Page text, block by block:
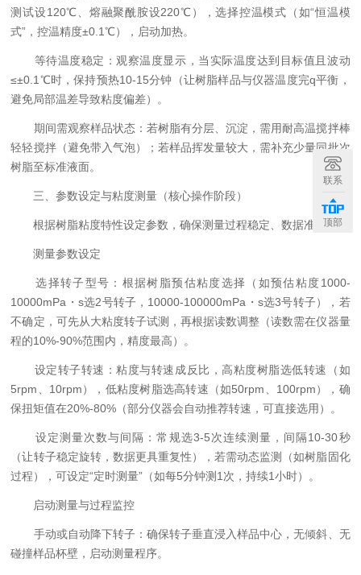
测试设120℃、熔融聚酰胺设220℃），选择控温模式（如“恒温模
式”，控温精度±0.1℃），启动加热。
等待温度稳定：观察温度显示，当实际温度达到目标值且波动
≤±0.1℃时，保持预热10-15分钟（让树脂样品与仪器温度完q平衡，
避免局部温差导致粘度偏差）。
期间需观察样品状态：若树脂有分层、沉淀，需用耐高温搅拌棒
轻轻搅拌（避免带入气泡）；若样品挥发量较大，需补充少量同批次
树脂至标准液面。
三、参数设定与粘度测量（核心操作阶段）
根据树脂粘度特性设定参数，确保测量过程稳定、数据准确。
测量参数设定
选择转子型号：根据树脂预估粘度选择（如预估粘度1000-
10000mPa・s选2号转子，10000-100000mPa・s选3号转子），若
不确定，可先从大粘度转子试测，再根据读数调整（读数需在仪器量
程的10%-90%范围内，精度最高）。
设定转子转速：粘度与转速成反比，高粘度树脂选低转速（如
5rpm、10rpm），低粘度树脂选高转速（如50rpm、100rpm），确
保扭矩值在20%-80%（部分仪器会自动推荐转速，可直接选用）。
设定测量次数与间隔：常规选3-5次连续测量，间隔10-30秒
（让转子稳定旋转，数据更具重复性），若需动态监测（如树脂固化
过程），可设定“定时测量”（如每5分钟测1次，持续1小时）。
启动测量与过程监控
手动或自动降下转子：确保转子垂直浸入样品中心，无倾斜、无
碰撞样品杯壁，启动测量程序。
联系
顶部